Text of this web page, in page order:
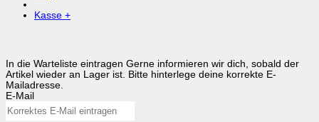
Kasse +
In die Warteliste eintragen Gerne informieren wir dich, sobald der
Artikel wieder an Lager ist. Bitte hinterlege deine korrekte E-
Mailadresse.
E-Mail